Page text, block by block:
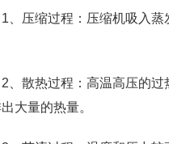
1、压缩过程：压缩机吸入
2、散热过程：高温高压的
大量的热量。